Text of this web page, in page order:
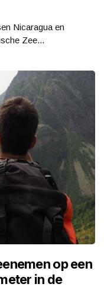
Nicaragua en
Zee...
op een
in de